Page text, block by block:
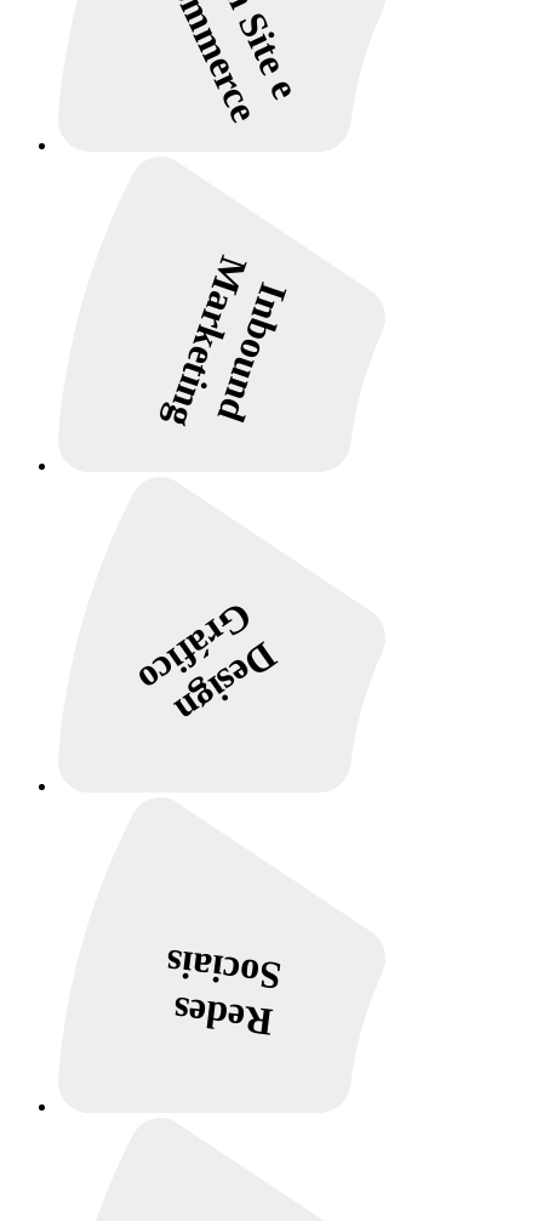
Inbound
Marketing
Design
Gráfico
Redes
Sociais